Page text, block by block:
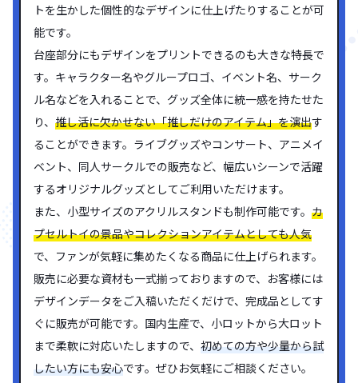
トを生かした個性的なデザインに仕上げたりすることが可
能です。
台座部分にもデザインをプリントできるのも大きな特長で
す。キャラクター名やグループロゴ、イベント名、サーク
ル名などを入れることで、グッズ全体に統一感を持たせた
り、 推し活に欠かせない「推しだけのアイテム」を演出す
ることができます。ライブグッズやコンサート、アニメイ
ベント、同人サークルでの販売など、幅広いシーンで活躍
するオリジナルグッズとしてご利用いただけます。
また、小型サイズのアクリルスタンドも制作可能です。 カ
プセルトイの景品やコレクションアイテムとしても人気
で、ファンが気軽に集めたくなる商品に仕上げられます。
販売に必要な資材も一式揃っておりますので、お客様には
デザインデータをご入稿いただくだけで、完成品としてす
ぐに販売が可能です。国内生産で、小ロットから大ロット
まで柔軟に対応いたしますので、 初めての方や少量から試
したい方にも安心です。ぜひお気軽にご相談ください。